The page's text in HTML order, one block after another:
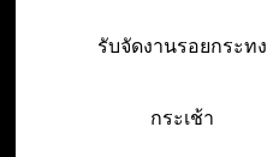
รับจัดงานรอยกระทง
กระเช้า